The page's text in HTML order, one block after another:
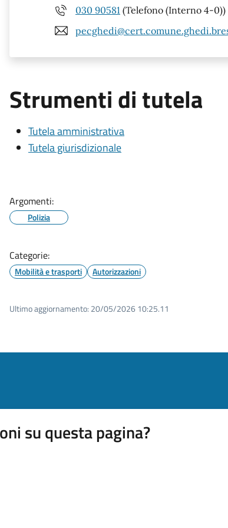
030 90581 (Telefono (Interno 4-0))
Strumenti di tutela
Tutela amministrativa
Tutela giurisdizionale
Argomenti:
Polizia
Categorie:
Mobilità e trasporti Autorizzazioni
Ultimo aggiornamento: 20/05/2026 10:25.11
su questa pagina?